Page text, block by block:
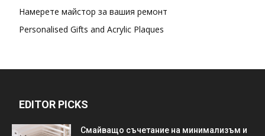
Намерете майстор за вашия ремонт
Personalised Gifts and Acrylic Plaques
EDITOR PICKS
Смайващо съчетание на минимализъм и